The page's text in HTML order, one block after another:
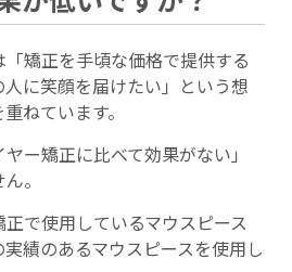
矯正を手頃な価格で提供する
に笑顔を届けたい」という想
ねています。
ー矯正に比べて効果がない」
。
で使用しているマウスピース
績のあるマウスピースを使用し